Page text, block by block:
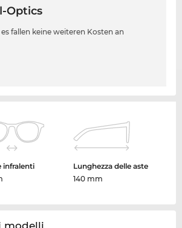
Optics
fallen keine weiteren Kosten an
infralenti
Lunghezza delle aste
140 mm
modelli